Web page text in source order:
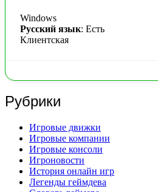
Windows
Русский язык: Есть
Клиентская
Рубрики
Игровые движки
Игровые компании
Игровые консоли
Игроновости
История онлайн игр
Легенды геймдева